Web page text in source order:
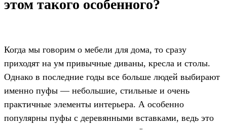
этом такого особенного?
Когда мы говорим о мебели для дома, то сразу
приходят на ум привычные диваны, кресла и столы.
Однако в последние годы все больше людей выбирают
именно пуфы — небольшие, стильные и очень
практичные элементы интерьера. А особенно
популярны пуфы с деревянными вставками, ведь это